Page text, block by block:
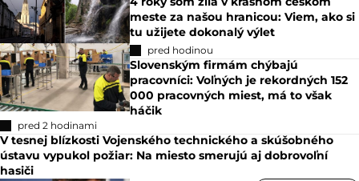
meste za našou hranicou: Viem, ako si
tu užijete dokonalý výlet
pred hodinou
Slovenským firmám chýbajú
pracovníci: Voľných je rekordných 152
000 pracovných miest, má to však
háčik
pred 2 hodinami
V tesnej blízkosti Vojenského technického a skúšobného
ústavu vypukol požiar: Na miesto smerujú aj dobrovoľní
hasiči